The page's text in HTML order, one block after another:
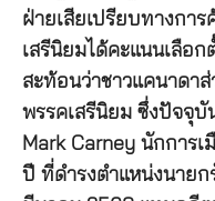
ฝ่ายเสียเปรียบทางกา
เสรีนิยมได้คะแนนเลือ
สะท้อนว่าชาวแคนาดา
พรรคเสรีนิยม ซึ่งปัจจุบั
Mark Carney นักการ
ปี ที่ดำรงตำแหน่งนาย